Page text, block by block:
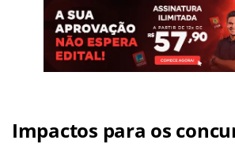
Impactos para os